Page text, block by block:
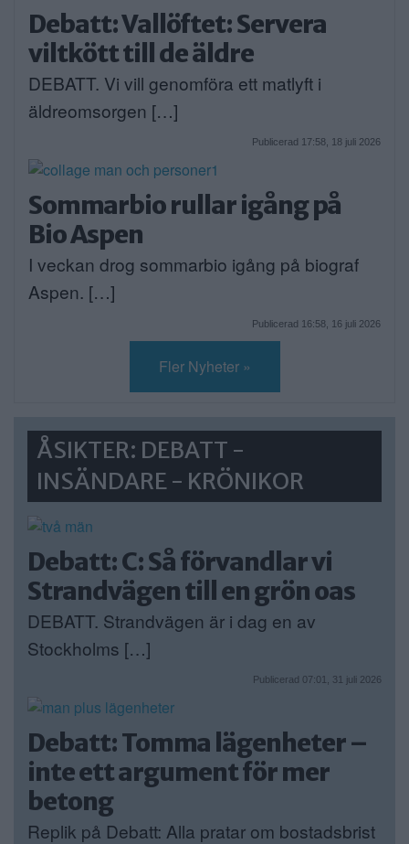
Debatt: Vallöftet: Servera
viltkött till de äldre
DEBATT. Vi vill genomföra ett matlyft i
äldreomsorgen […]
Publicerad 17:58, 18 juli 2026
Sommarbio rullar igång på
Bio Aspen
I veckan drog sommarbio igång på biograf
Aspen. […]
Publicerad 16:58, 16 juli 2026
Fler Nyheter »
ÅSIKTER: DEBATT -
INSÄNDARE - KRÖNIKOR
Debatt: C: Så förvandlar vi
Strandvägen till en grön oas
DEBATT. Strandvägen är i dag en av
Stockholms […]
Publicerad 07:01, 31 juli 2026
Debatt: Tomma lägenheter –
inte ett argument för mer
betong
Replik på Debatt: Alla pratar om bostadsbrist